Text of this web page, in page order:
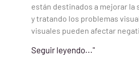
están destinados a mejorar la
y tratando los problemas
visuales pueden afectar
Seguir leyendo..."